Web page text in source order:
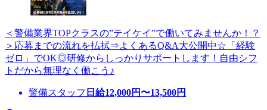
＜警備業界TOPクラスの”テイケイ”で働いてみませんか！？
＞応募までの流れを払拭⇒よくあるQ&A大公開中☆「経験
ゼロ」でOK◎研修からしっかりサポートします！自由シフ
トだから無理なく働こう♪
警備スタッフ 日給12,000円〜13,500円